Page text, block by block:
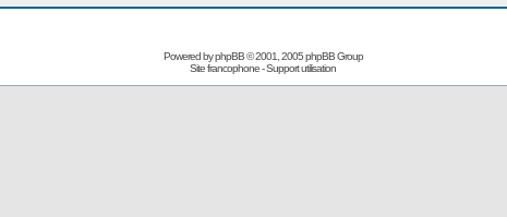
Powered byphpBB© 2001, 2005 phpBB Group
Site francophone-Support utilisation